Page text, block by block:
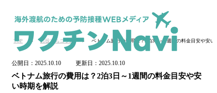
TOP お役立ちコラム ベトナム旅行の費用は？2泊3日～1週間の料金目安や安い
公開日： 2025.10.10 更新日： 2025.10.10
ベトナム旅行の費用は？2泊3日～1週間の料金目安や安
い時期を解説